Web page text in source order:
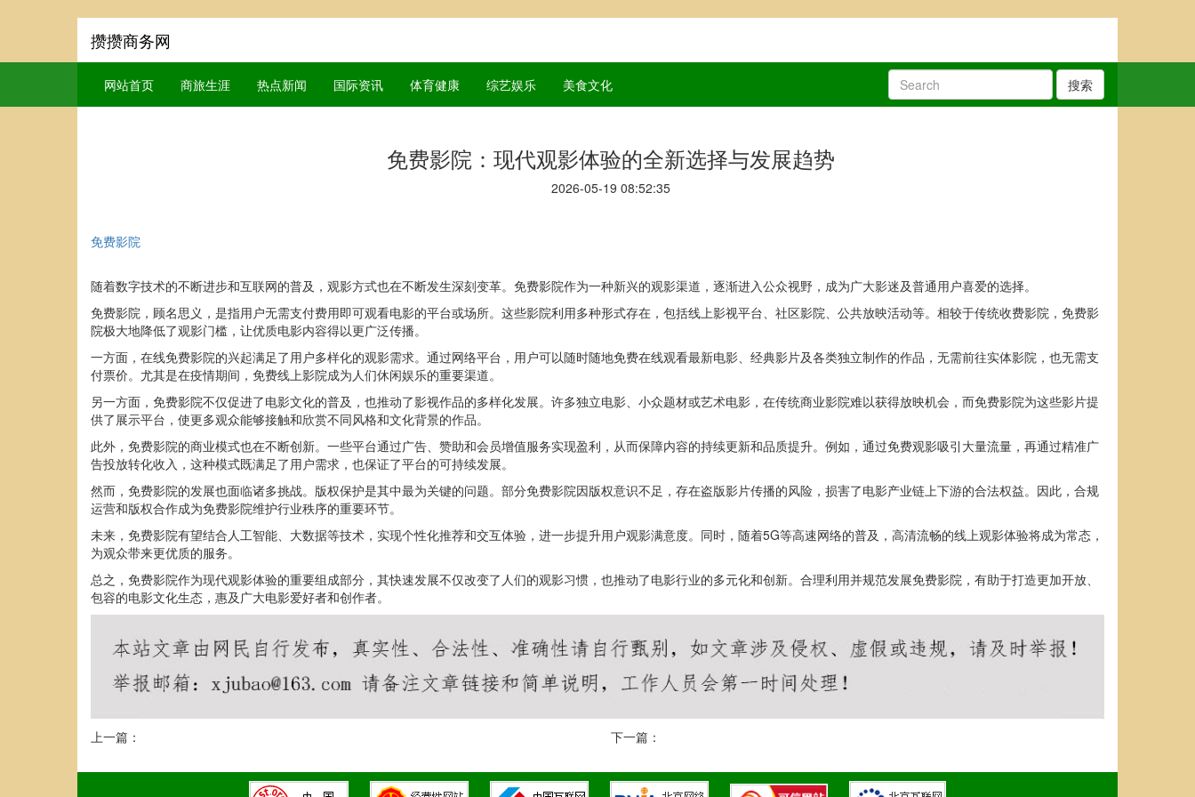
攒攒商务网
网站首页 商旅生涯 热点新闻 国际资讯 体育健康 综艺娱乐 美食文化 搜索
免费影院：现代观影体验的全新选择与发展趋势
2026-05-19 08:52:35
免费影院
随着数字技术的不断进步和互联网的普及，观影方式也在不断发生深刻变革。免费影院作为一种新兴的观影渠道，逐渐进入公众视野，成为广大影迷及普通用户喜爱的选择。
免费影院，顾名思义，是指用户无需支付费用即可观看电影的平台或场所。这些影院利用多种形式存在，包括线上影视平台、社区影院、公共放映活动等。相较于传统收费影院，免费影
院极大地降低了观影门槛，让优质电影内容得以更广泛传播。
一方面，在线免费影院的兴起满足了用户多样化的观影需求。通过网络平台，用户可以随时随地免费在线观看最新电影、经典影片及各类独立制作的作品，无需前往实体影院，也无需支
付票价。尤其是在疫情期间，免费线上影院成为人们休闲娱乐的重要渠道。
另一方面，免费影院不仅促进了电影文化的普及，也推动了影视作品的多样化发展。许多独立电影、小众题材或艺术电影，在传统商业影院难以获得放映机会，而免费影院为这些影片提
供了展示平台，使更多观众能够接触和欣赏不同风格和文化背景的作品。
此外，免费影院的商业模式也在不断创新。一些平台通过广告、赞助和会员增值服务实现盈利，从而保障内容的持续更新和品质提升。例如，通过免费观影吸引大量流量，再通过精准广
告投放转化收入，这种模式既满足了用户需求，也保证了平台的可持续发展。
然而，免费影院的发展也面临诸多挑战。版权保护是其中最为关键的问题。部分免费影院因版权意识不足，存在盗版影片传播的风险，损害了电影产业链上下游的合法权益。因此，合规
运营和版权合作成为免费影院维护行业秩序的重要环节。
未来，免费影院有望结合人工智能、大数据等技术，实现个性化推荐和交互体验，进一步提升用户观影满意度。同时，随着5G等高速网络的普及，高清流畅的线上观影体验将成为常态，
为观众带来更优质的服务。
总之，免费影院作为现代观影体验的重要组成部分，其快速发展不仅改变了人们的观影习惯，也推动了电影行业的多元化和创新。合理利用并规范发展免费影院，有助于打造更加开放、
包容的电影文化生态，惠及广大电影爱好者和创作者。
上一篇： 下一篇：